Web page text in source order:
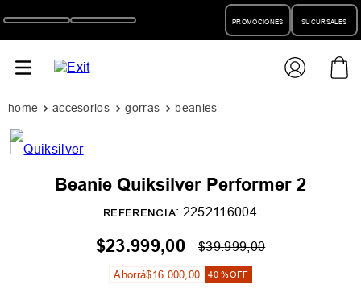
PROMOCIONES SUCURSALES
accesorios gorras beanies
Beanie Quiksilver Performer 2
REFERENCIA: 2252116004
$23.999,00 $39.999,00
Ahorrá$16.000,00 40 %OFF